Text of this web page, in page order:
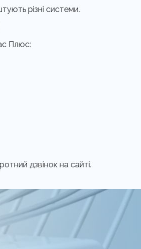
різні системи.
Плюс:
дзвінок на сайті.